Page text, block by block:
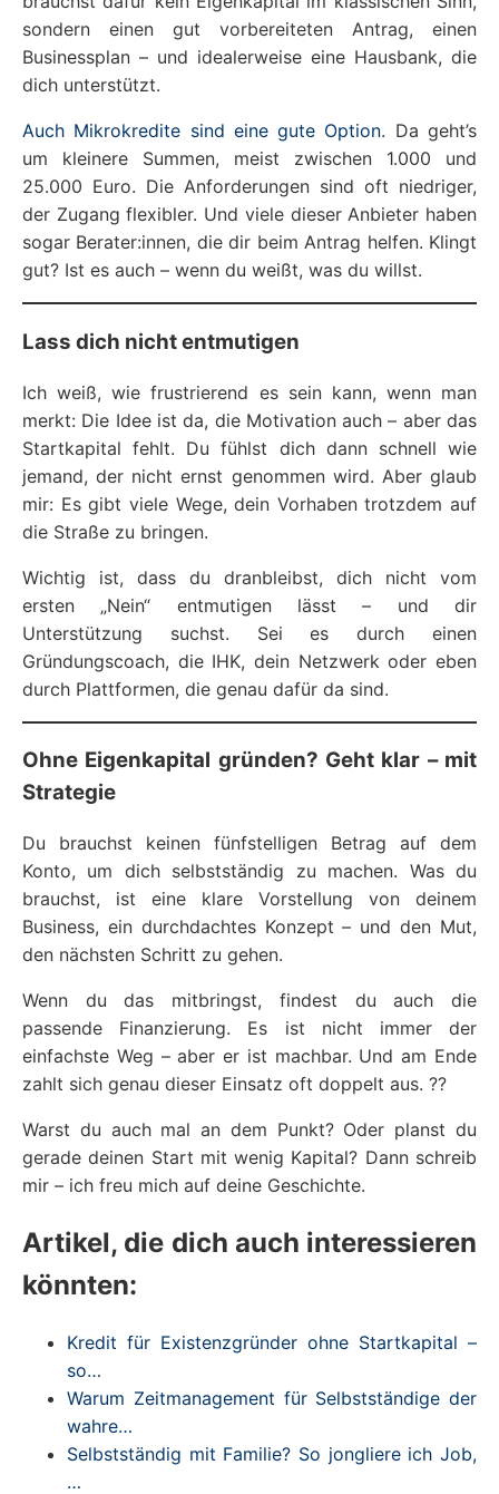
sondern einen gut vorbereiteten Antrag, einen
Businessplan – und idealerweise eine Hausbank, die
dich unterstützt.
Auch Mikrokredite sind eine gute Option. Da geht’s
um kleinere Summen, meist zwischen 1.000 und
25.000 Euro. Die Anforderungen sind oft niedriger,
der Zugang flexibler. Und viele dieser Anbieter haben
sogar Berater:innen, die dir beim Antrag helfen. Klingt
gut? Ist es auch – wenn du weißt, was du willst.
Lass dich nicht entmutigen
Ich weiß, wie frustrierend es sein kann, wenn man
merkt: Die Idee ist da, die Motivation auch – aber das
Startkapital fehlt. Du fühlst dich dann schnell wie
jemand, der nicht ernst genommen wird. Aber glaub
mir: Es gibt viele Wege, dein Vorhaben trotzdem auf
die Straße zu bringen.
Wichtig ist, dass du dranbleibst, dich nicht vom
ersten „Nein“ entmutigen lässt – und dir
Unterstützung suchst. Sei es durch einen
Gründungscoach, die IHK, dein Netzwerk oder eben
durch Plattformen, die genau dafür da sind.
Ohne Eigenkapital gründen? Geht klar – mit
Strategie
Du brauchst keinen fünfstelligen Betrag auf dem
Konto, um dich selbstständig zu machen. Was du
brauchst, ist eine klare Vorstellung von deinem
Business, ein durchdachtes Konzept – und den Mut,
den nächsten Schritt zu gehen.
Wenn du das mitbringst, findest du auch die
passende Finanzierung. Es ist nicht immer der
einfachste Weg – aber er ist machbar. Und am Ende
zahlt sich genau dieser Einsatz oft doppelt aus. ??
Warst du auch mal an dem Punkt? Oder planst du
gerade deinen Start mit wenig Kapital? Dann schreib
mir – ich freu mich auf deine Geschichte.
Artikel, die dich auch interessieren
könnten:
Kredit für Existenzgründer ohne Startkapital –
so…
Warum Zeitmanagement für Selbstständige der
wahre…
Selbstständig mit Familie? So jongliere ich Job,
…